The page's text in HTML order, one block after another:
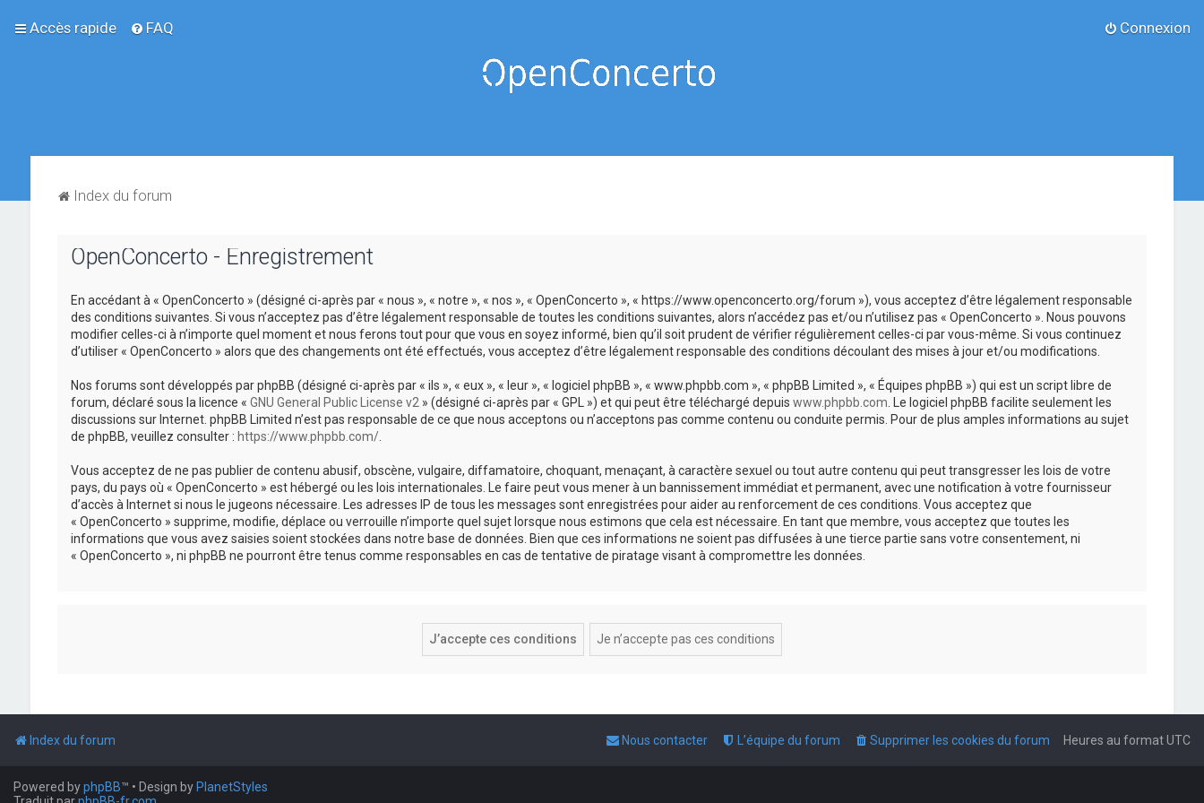
Accès rapide FAQ Connexion
Index du forum
OpenConcerto - Enregistrement
En accédant à « OpenConcerto » (désigné ci-après par « nous », « notre », « nos », « OpenConcerto », « https://www.openconcerto.org/forum »), vous acceptez d’être légalement responsable
des conditions suivantes. Si vous n’acceptez pas d’être légalement responsable de toutes les conditions suivantes, alors n’accédez pas et/ou n’utilisez pas « OpenConcerto ». Nous pouvons
modifier celles-ci à n’importe quel moment et nous ferons tout pour que vous en soyez informé, bien qu’il soit prudent de vérifier régulièrement celles-ci par vous-même. Si vous continuez
d’utiliser « OpenConcerto » alors que des changements ont été effectués, vous acceptez d’être légalement responsable des conditions découlant des mises à jour et/ou modifications.
Nos forums sont développés par phpBB (désigné ci-après par « ils », « eux », « leur », « logiciel phpBB », « www.phpbb.com », « phpBB Limited », « Équipes phpBB ») qui est un script libre de
forum, déclaré sous la licence « GNU General Public License v2 » (désigné ci-après par « GPL ») et qui peut être téléchargé depuis www.phpbb.com . Le logiciel phpBB facilite seulement les
discussions sur Internet. phpBB Limited n’est pas responsable de ce que nous acceptons ou n’acceptons pas comme contenu ou conduite permis. Pour de plus amples informations au sujet
de phpBB, veuillez consulter : https://www.phpbb.com/.
Vous acceptez de ne pas publier de contenu abusif, obscène, vulgaire, diffamatoire, choquant, menaçant, à caractère sexuel ou tout autre contenu qui peut transgresser les lois de votre
pays, du pays où « OpenConcerto » est hébergé ou les lois internationales. Le faire peut vous mener à un bannissement immédiat et permanent, avec une notification à votre fournisseur
d’accès à Internet si nous le jugeons nécessaire. Les adresses IP de tous les messages sont enregistrées pour aider au renforcement de ces conditions. Vous acceptez que
« OpenConcerto » supprime, modifie, déplace ou verrouille n’importe quel sujet lorsque nous estimons que cela est nécessaire. En tant que membre, vous acceptez que toutes les
informations que vous avez saisies soient stockées dans notre base de données. Bien que ces informations ne soient pas diffusées à une tierce partie sans votre consentement, ni
« OpenConcerto », ni phpBB ne pourront être tenus comme responsables en cas de tentative de piratage visant à compromettre les données.
Index du forum Heures au formatUTC
Supprimer les cookies du forum
L’équipe du forum
Nous contacter
Powered byphpBB™ • Design by PlanetStyles